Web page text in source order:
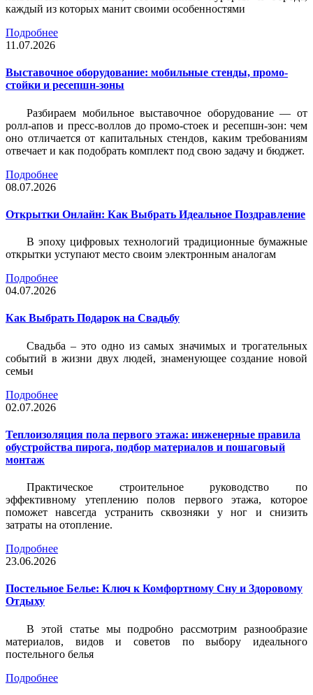
каждый из которых манит своими особенностями
Подробнее
11.07.2026
Выставочное оборудование: мобильные стенды, промо-
стойки и ресепшн-зоны
Разбираем мобильное выставочное оборудование — от
ролл-апов и пресс-воллов до промо-стоек и ресепшн-зон: чем
оно отличается от капитальных стендов, каким требованиям
отвечает и как подобрать комплект под свою задачу и бюджет.
Подробнее
08.07.2026
Открытки Онлайн: Как Выбрать Идеальное Поздравление
В эпоху цифровых технологий традиционные бумажные
открытки уступают место своим электронным аналогам
Подробнее
04.07.2026
Как Выбрать Подарок на Свадьбу
Свадьба – это одно из самых значимых и трогательных
событий в жизни двух людей, знаменующее создание новой
семьи
Подробнее
02.07.2026
Теплоизоляция пола первого этажа: инженерные правила
обустройства пирога, подбор материалов и пошаговый
монтаж
Практическое строительное руководство по
эффективному утеплению полов первого этажа, которое
поможет навсегда устранить сквозняки у ног и снизить
затраты на отопление.
Подробнее
23.06.2026
Постельное Белье: Ключ к Комфортному Сну и Здоровому
Отдыху
В этой статье мы подробно рассмотрим разнообразие
материалов, видов и советов по выбору идеального
постельного белья
Подробнее